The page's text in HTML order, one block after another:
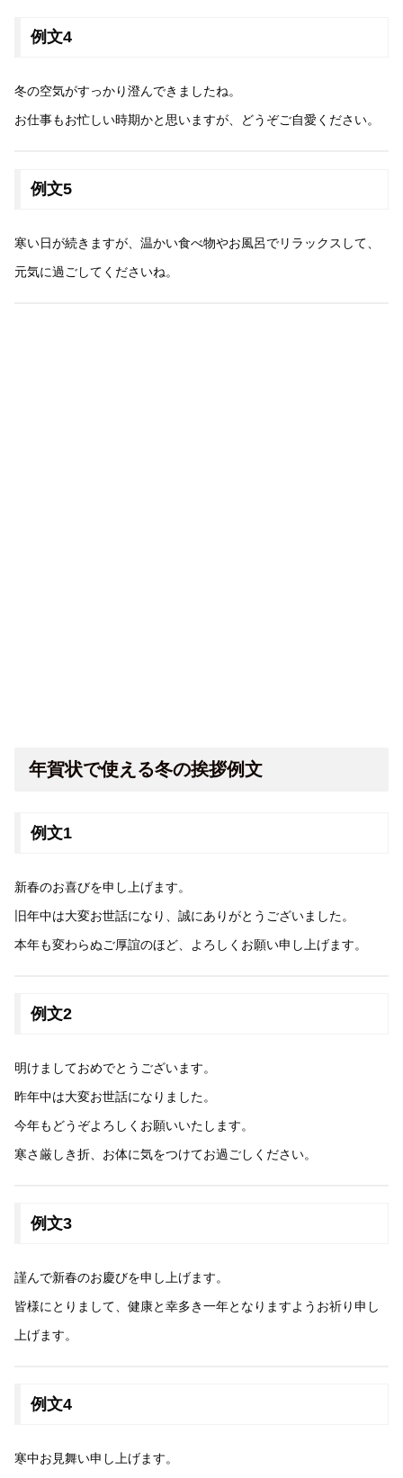
例文4
冬の空気がすっかり澄んできましたね。
お仕事もお忙しい時期かと思いますが、どうぞご自愛ください。
例文5
寒い日が続きますが、温かい食べ物やお風呂でリラックスして、
元気に過ごしてくださいね。
年賀状で使える冬の挨拶例文
例文1
新春のお喜びを申し上げます。
旧年中は大変お世話になり、誠にありがとうございました。
本年も変わらぬご厚誼のほど、よろしくお願い申し上げます。
例文2
明けましておめでとうございます。
昨年中は大変お世話になりました。
今年もどうぞよろしくお願いいたします。
寒さ厳しき折、お体に気をつけてお過ごしください。
例文3
謹んで新春のお慶びを申し上げます。
皆様にとりまして、健康と幸多き一年となりますようお祈り申し
上げます。
例文4
寒中お見舞い申し上げます。